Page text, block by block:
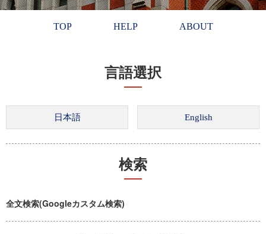
TOP HELP ABOUT
言語選択
検索
全文検索(Googleカスタム検索)